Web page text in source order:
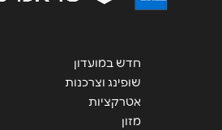
חדש במועדון
שופינג וצרכנות
אטרקציות
מזון